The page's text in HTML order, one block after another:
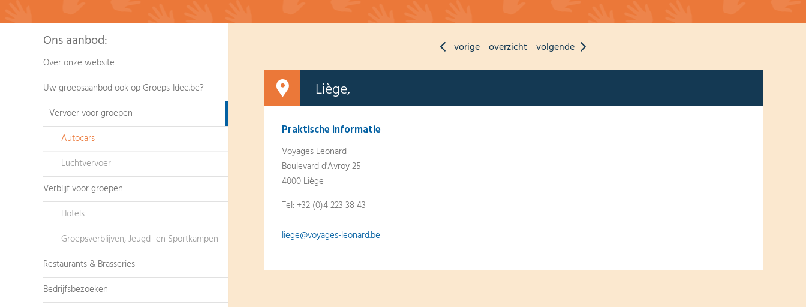
Ons aanbod:
Over onze website
Uw groepsaanbod ook op Groeps-Idee.be?
Vervoer voor groepen
Autocars
Luchtvervoer
Verblijf voor groepen
Hotels
Groepsverblijven, Jeugd- en Sportkampen
Restaurants & Brasseries
Bedrijfsbezoeken
vorige overzicht volgende
Liège,
Praktische informatie
Voyages Leonard
Boulevard d'Avroy 25
4000 Liège
Tel: +32 (0)4 223 38 43
liege@voyages-leonard.be